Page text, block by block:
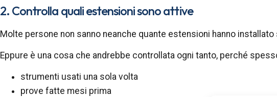
2. Controlla quali estensioni sono attive
Molte persone non sanno neanche quante estensioni hanno installato
Eppure è una cosa che andrebbe controllata ogni tanto, perché
strumenti usati una sola volta
prove fatte mesi prima